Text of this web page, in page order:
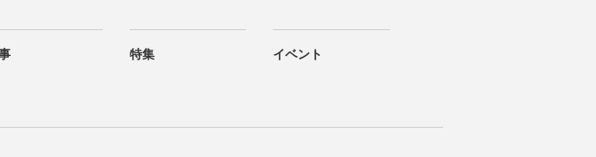
特集 イベント